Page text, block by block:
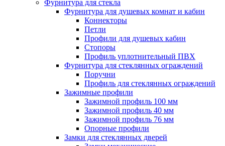
Фурнитура для стекла
Фурнитура для душевых комнат и кабин
Коннекторы
Петли
Профили для душевых кабин
Стопоры
Профиль уплотнительный ПВХ
Фурнитура для стеклянных ограждений
Поручни
Профиль для стеклянных ограждений
Зажимные профили
Зажимной профиль 100 мм
Зажимной профиль 40 мм
Зажимной профиль 76 мм
Опорные профили
Замки для стеклянных дверей